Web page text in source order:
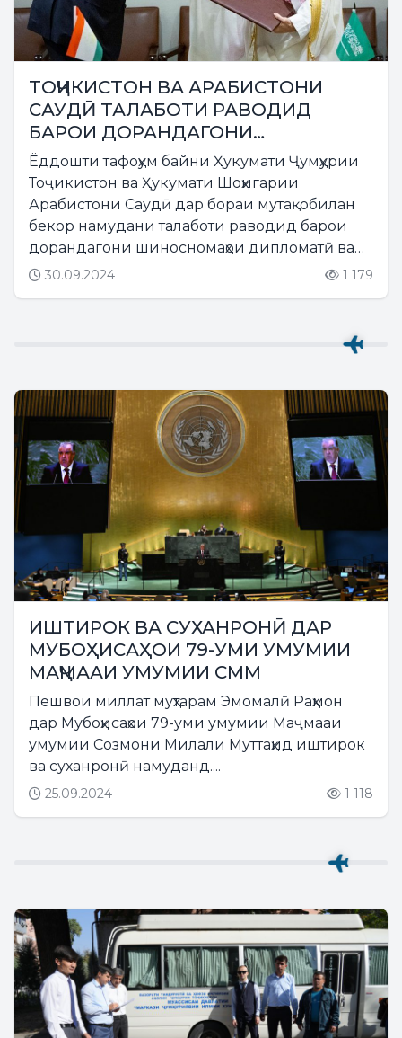
ТОҶИКИСТОН ВА АРАБИСТОНИ
САУДӢ ТАЛАБОТИ РАВОДИД
БАРОИ ДОРАНДАГОНИ
ШИНОСНОМАҲОИ ДИПЛОМАТӢ ВА
ХИЗМАТИРО БЕКОР МЕНАМОЯНД
Ёддошти тафоҳум байни Ҳукумати Ҷумҳурии
Тоҷикистон ва Ҳукумати Шоҳигарии
Арабистони Саудӣ дар бораи мутақобилан
бекор намудани талаботи раводид барои
дорандагони шиносномаҳои дипломатӣ ва
хизматӣ ба имзо расид....
30.09.2024 1 179
ИШТИРОК ВА СУХАНРОНӢ ДАР
МУБОҲИСАҲОИ 79-УМИ УМУМИИ
МАҶМААИ УМУМИИ СММ
Пешвои миллат муҳтарам Эмомалӣ Раҳмон
дар Мубоҳисаҳои 79-уми умумии Маҷмааи
умумии Созмони Милали Муттаҳид иштирок
ва суханронӣ намуданд....
25.09.2024 1 118